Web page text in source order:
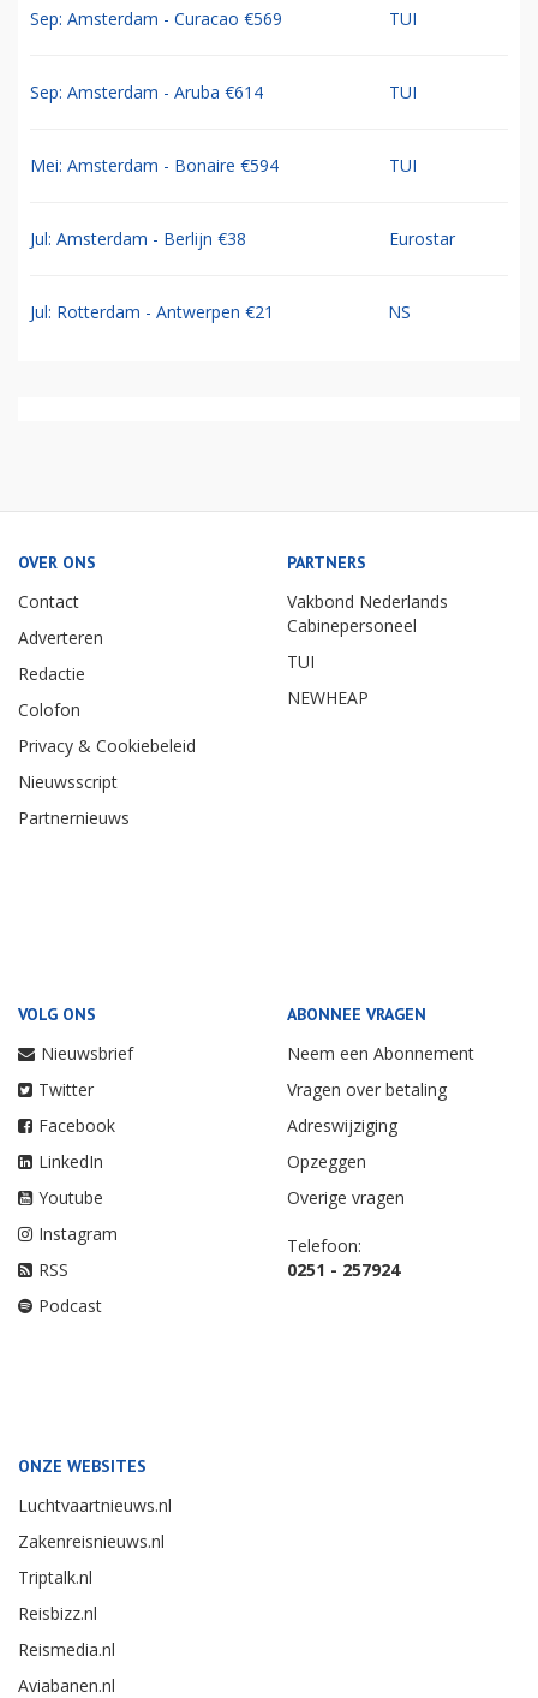
Sep: Amsterdam - Curacao €569 TUI
Sep: Amsterdam - Aruba €614 TUI
Mei: Amsterdam - Bonaire €594 TUI
Jul: Amsterdam - Berlijn €38 Eurostar
Jul: Rotterdam - Antwerpen €21 NS
OVER ONS
Contact
Adverteren
Redactie
Colofon
Privacy & Cookiebeleid
Nieuwsscript
Partnernieuws
PARTNERS
Vakbond Nederlands
Cabinepersoneel
TUI
NEWHEAP
VOLG ONS
Nieuwsbrief
Twitter
Facebook
LinkedIn
Youtube
Instagram
RSS
Podcast
ABONNEE VRAGEN
Neem een Abonnement
Vragen over betaling
Adreswijziging
Opzeggen
Overige vragen
Telefoon:
0251 - 257924
ONZE WEBSITES
Luchtvaartnieuws.nl
Zakenreisnieuws.nl
Triptalk.nl
Reisbizz.nl
Reismedia.nl
Aviabanen.nl